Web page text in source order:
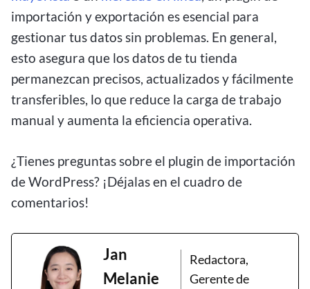
importación y exportación es esencial para
gestionar tus datos sin problemas. En general,
esto asegura que los datos de tu tienda
permanezcan precisos, actualizados y fácilmente
transferibles, lo que reduce la carga de trabajo
manual y aumenta la eficiencia operativa.
¿Tienes preguntas sobre el plugin de importación
de WordPress? ¡Déjalas en el cuadro de
comentarios!
Jan
Melanie
Redactora,
Gerente de